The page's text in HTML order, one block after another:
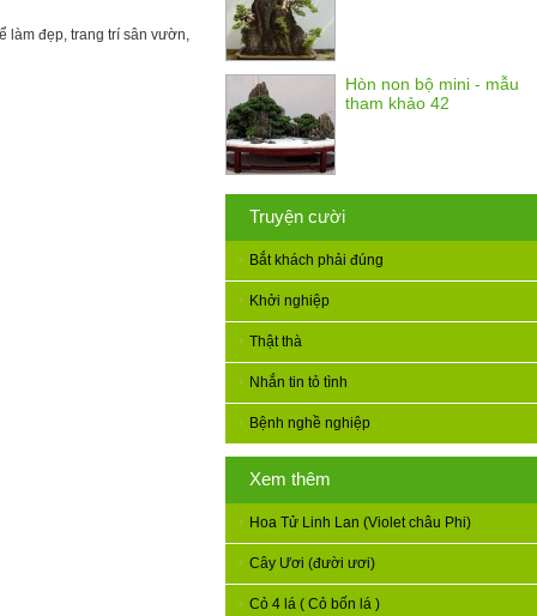
Hòn non bộ mini - mẫu
tham khảo 42
Truyện cười
Bắt khách phải đúng
Khởi nghiệp
Thật thà
Nhắn tin tỏ tình
Bệnh nghề nghiệp
Xem thêm
Hoa Tử Linh Lan (Violet châu Phi)
Cây Ươi (đười ươi)
Cỏ 4 lá ( Cỏ bốn lá )
làm đẹp, trang trí sân vườn,